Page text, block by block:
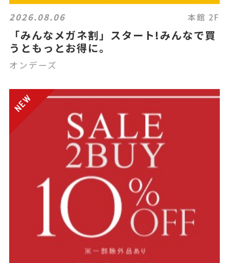
2026.08.06 本館 2F
「みんなメガネ割」スタート!みんなで買
うともっとお得に。
オンデーズ